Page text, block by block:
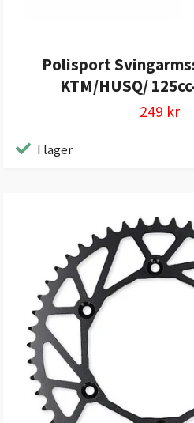
Polisport
KTM/HUSQ/
249 kr
I lager